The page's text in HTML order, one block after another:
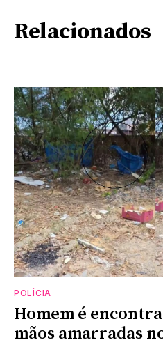
Relacionados
POLÍCIA
Homem é
mãos amarradas